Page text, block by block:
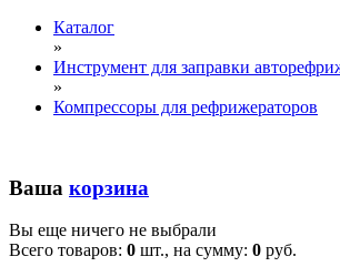
Каталог
»
Инструмент для заправки
»
Компрессоры для рефрижераторов
Ваша корзина
Вы еще ничего не выбрали
Всего товаров: 0 шт., на сумму: 0 руб.